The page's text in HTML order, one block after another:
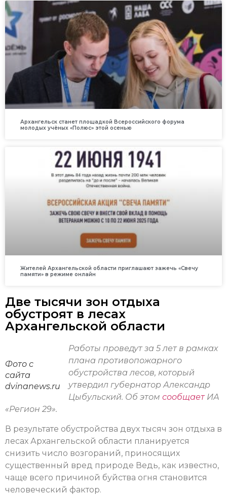
Архангельск станет площадкой Всероссийского форума
молодых учёных «Полюс» этой осенью
Жителей Архангельской области приглашают зажечь «Свечу
памяти» в режиме онлайн
Две тысячи зон отдыха
обустроят в лесах
Архангельской области
Фото с
сайта
dvinanews.ru
Работы проведут за 5 лет в рамках
плана противопожарного
обустройства лесов, который
утвердил губернатор Александр
Цыбульский. Об этом сообщает ИА
«Регион 29».
В результате обустройства двух тысяч зон отдыха в
лесах Архангельской области планируется
снизить число возгораний, приносящих
существенный вред природе Ведь, как известно,
чаще всего причиной буйства огня становится
человеческий фактор.